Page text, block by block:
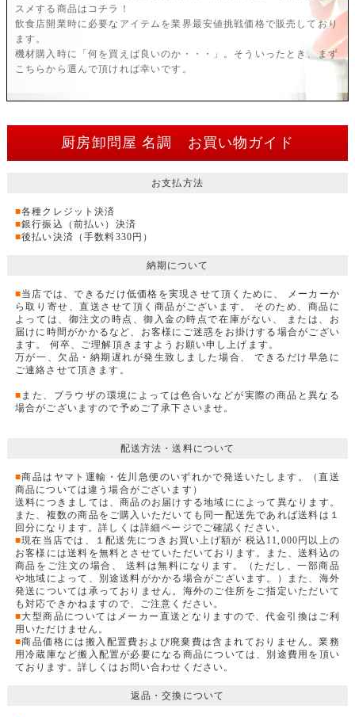
スメする商品はコチラ！
飲食店開業時に必要なアイテムを業界最安値挑戦価格で販売しており
ます。
機材購入時に「何を買えば良いのか・・・」。そういったとき、まず
こちらから選んで頂ければ幸いです。
厨房卸問屋 名調 お買い物ガイド
お支払方法
■各種クレジット決済
■銀行振込（前払い）決済
■後払い決済（手数料330円）
納期について
■当店では、できるだけ低価格を実現させて頂くために、 メーカーか
ら取り寄せ、直送させて頂く商品がございます。 そのため、商品に
よっては、御注文の時点、御入金の時点で在庫がない、 または、お
届けに時間がかかるなど、お客様にご迷惑をお掛けする場合がござい
ます。 何卒、ご理解頂きますようお願い申し上げます。
万が一、欠品・納期遅れが発生致しました場合、 できるだけ早急に
ご連絡させて頂きます。
■ また、ブラウザの環境によっては色合いなどが実際の商品と異なる
場合がございますので予めご了承下さいませ。
配送方法・送料について
■商品はヤマト運輸・佐川急便のいずれかで発送いたします。（直送
商品については違う場合がございます）
送料につきましては、商品のお届けする地域にによって異なります。
また、複数の商品をご購入いただいても同一配送先であれば送料は１
回分になります。詳しくは詳細ページでご確認ください。
■現在当店では、１配送先につきお買い上げ額が 税込11,000円以上の
お客様には送料を無料とさせていただいております。また、送料込の
商品をご注文の場合、 送料は無料になります。（ただし、一部商品
や地域によって、別途送料がかかる場合がございます。）また、海外
発送については承っておりません。海外のご住所をご指定いただいて
も対応できかねますので、ご注意ください。
■大型商品についてはメーカー直送となりますので、代金引換はご利
用いただけません。
■商品価格には搬入配置費および廃棄費は含まれておりません。業務
用冷蔵庫など搬入配置が必要になる商品については、別途費用を頂い
ております。詳しくはお問い合わせください。
返品・交換について